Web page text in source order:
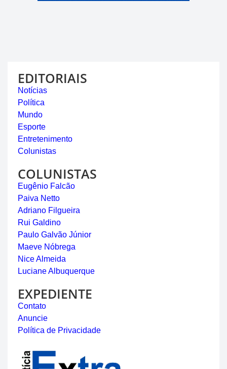
EDITORIAIS
Notícias
Política
Mundo
Esporte
Entretenimento
Colunistas
COLUNISTAS
Eugênio Falcão
Paiva Netto
Adriano Filgueira
Rui Galdino
Paulo Galvão Júnior
Maeve Nóbrega
Nice Almeida
Luciane Albuquerque
EXPEDIENTE
Contato
Anuncie
Política de Privacidade